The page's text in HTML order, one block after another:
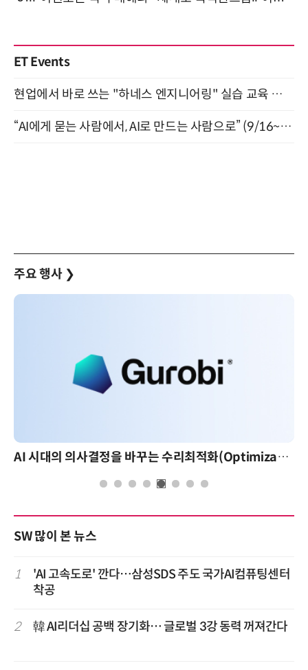
ET Events
현업에서 바로 쓰는 "하네스 엔지니어링" 실습 교육 워크숍 8월 20일 개최
“AI에게 묻는 사람에서, AI로 만드는 사람으로” (9/16~17)
주요 행사 ❯
AI 시대의 의사결정을 바꾸는 수리최적화(Optimization): 실제 산업 적용 사례와 활용 전략
SW 많이 본 뉴스
1
'AI 고속도로' 깐다…삼성SDS 주도 국가AI컴퓨팅센터
착공
2 韓 AI리더십 공백 장기화… 글로벌 3강 동력 꺼져간다